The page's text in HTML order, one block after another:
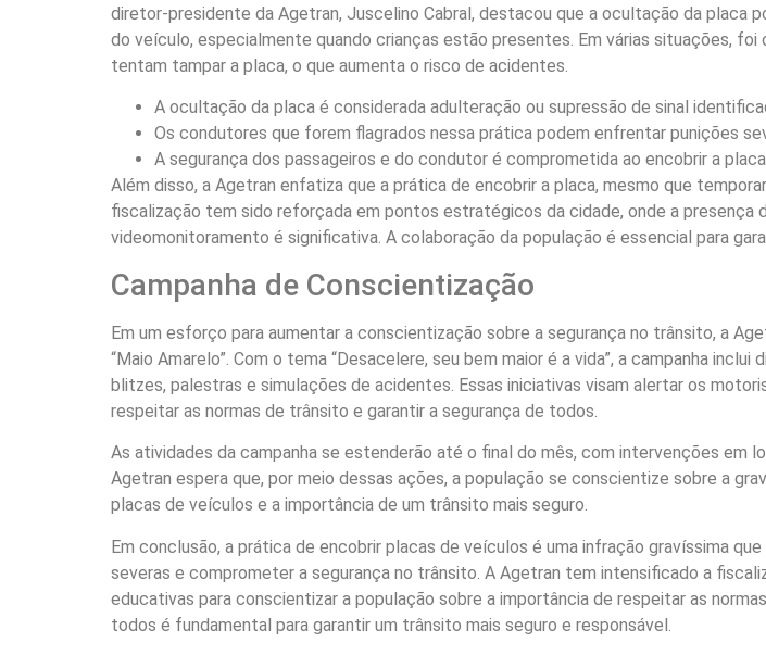
diretor-presidente da Agetran, Juscelino Cabral, destacou que a ocultação da placa
do veículo, especialmente quando crianças estão presentes. Em várias situações, foi
tentam tampar a placa, o que aumenta o risco de acidentes.
A ocultação da placa é considerada adulteração ou supressão de sinal
Os condutores que forem flagrados nessa prática podem enfrentar punições
A segurança dos passageiros e do condutor é comprometida ao encobrir a
Além disso, a Agetran enfatiza que a prática de encobrir a placa, mesmo que
fiscalização tem sido reforçada em pontos estratégicos da cidade, onde a presença
videomonitoramento é significativa. A colaboração da população é essencial para
Campanha de Conscientização
Em um esforço para aumentar a conscientização sobre a segurança no trânsito, a
“Maio Amarelo”. Com o tema “Desacelere, seu bem maior é a vida”, a campanha
blitzes, palestras e simulações de acidentes. Essas iniciativas visam alertar os
respeitar as normas de trânsito e garantir a segurança de todos.
As atividades da campanha se estenderão até o final do mês, com intervenções em
Agetran espera que, por meio dessas ações, a população se conscientize sobre a
placas de veículos e a importância de um trânsito mais seguro.
Em conclusão, a prática de encobrir placas de veículos é uma infração gravíssima
severas e comprometer a segurança no trânsito. A Agetran tem intensificado a
educativas para conscientizar a população sobre a importância de respeitar as
todos é fundamental para garantir um trânsito mais seguro e responsável.